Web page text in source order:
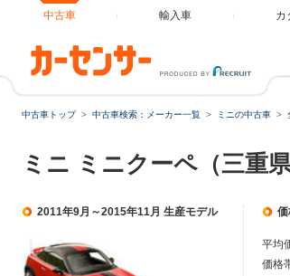
中古車 輸入車 カ
中古車トップ 中古車検索：メーカー一覧 ミニの中古車
ミニ ミニクーペ（三重
2011年9月～2015年11月 生産モデル 価
平均
価格